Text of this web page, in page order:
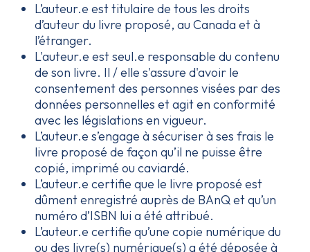
L’auteur.e est titulaire de tous les droits
d’auteur du livre proposé, au Canada et à
l’étranger.
L'auteur.e est seul.e responsable du contenu
de son livre. Il / elle s'assure d'avoir le
consentement des personnes visées par des
données personnelles et agit en conformité
avec les législations en vigueur.
L’auteur.e s’engage à sécuriser à ses frais le
livre proposé de façon qu’il ne puisse être
copié, imprimé ou caviardé.
L’auteur.e certifie que le livre proposé est
dûment enregistré auprès de BAnQ et qu’un
numéro d’ISBN lui a été attribué.
L’auteur.e certifie qu’une copie numérique du
ou des livre(s) numérique(s) a été déposée à